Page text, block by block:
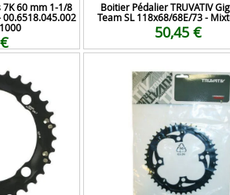
7K 60 mm 1-1/8
Boitier Pédalier TRUVATIV
Team SL 118x68/68E/73 -
50,45 €